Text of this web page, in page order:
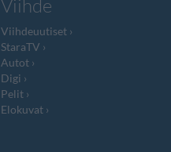
Viihde
Viihdeuutiset
StaraTV
Autot
Digi
Pelit
Elokuvat